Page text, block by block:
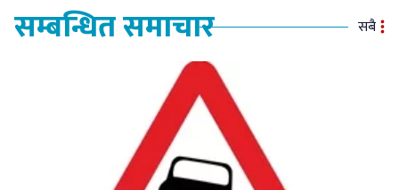
सम्बन्धित समाचार सबै